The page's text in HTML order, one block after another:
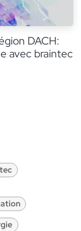
DACH:
avec braintec